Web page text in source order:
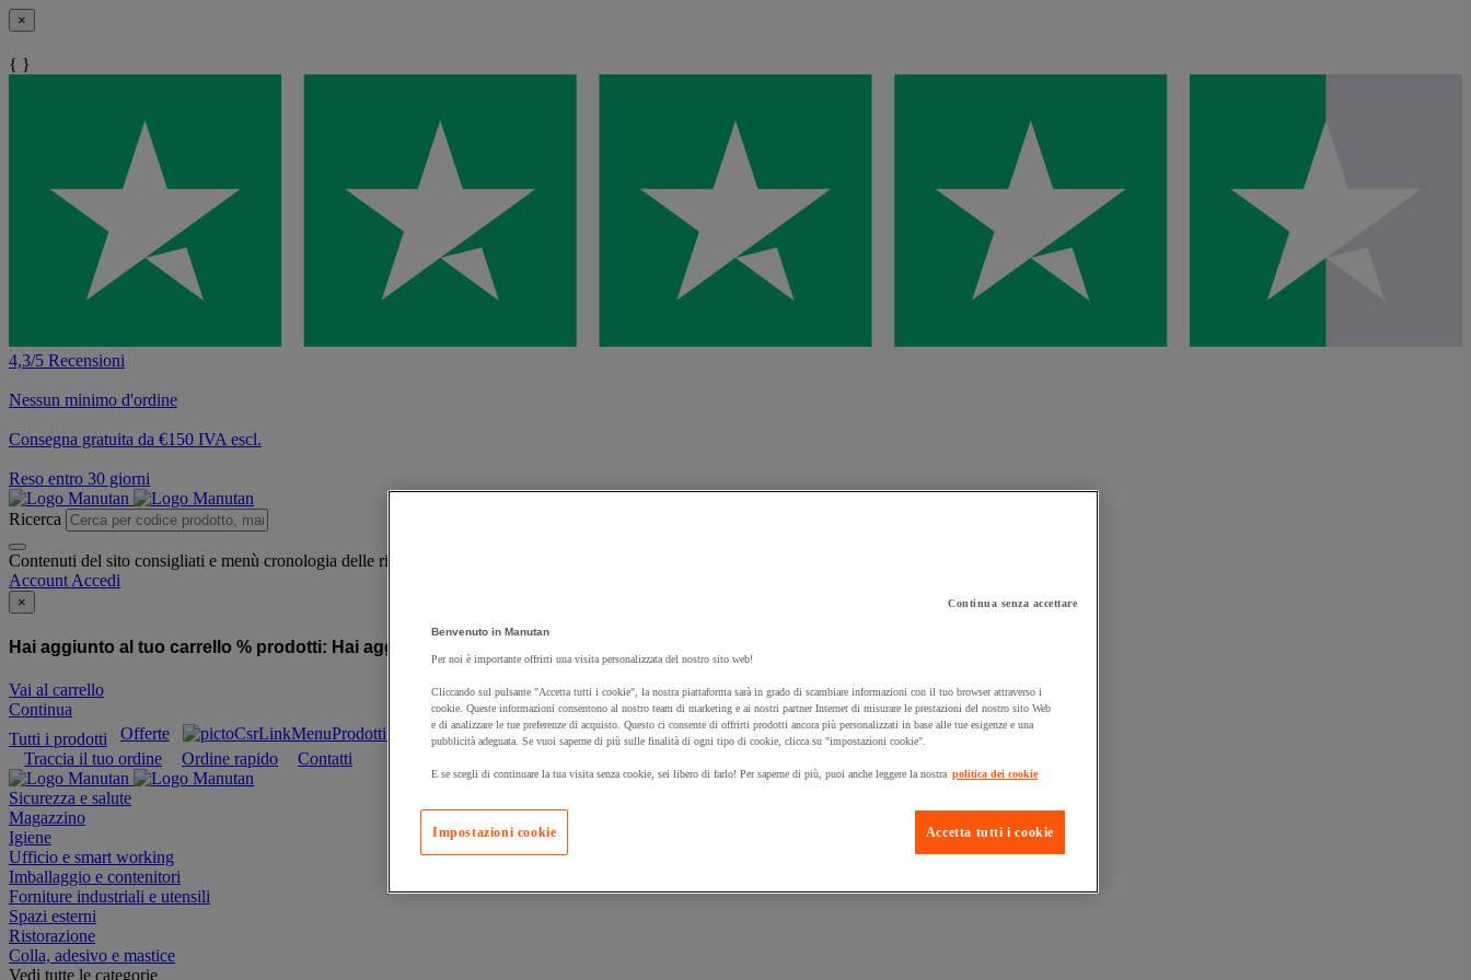
×
{ }
4,3/5 Recensioni
Nessun minimo d'ordine
Consegna gratuita da €150 IVA escl.
Reso entro 30 giorni
Ricerca
Contenuti del sito consigliati e menù cronologia delle ricerche
Account Accedi
×
Hai aggiunto al tuo carrello % prodotti: Hai aggiunto al tuo carrello un prodotto:
Vai al carrello
Continua
Tutti i prodotti
Offerte Prodotti sostenibili Manutan Expert
Prodotti in pronta consegna
Traccia il tuo ordine
Ordine rapido Contatti
Sicurezza e salute
Magazzino
Igiene
Ufficio e smart working
Imballaggio e contenitori
Forniture industriali e utensili
Spazi esterni
Ristorazione
Colla, adesivo e mastice
Vedi tutte le categorie
Continua senza accettare
Benvenuto in Manutan
Per noi è importante offrirti una visita personalizzata del nostro sito web!
Cliccando sul pulsante "Accetta tutti i cookie", la nostra piattaforma sarà in grado di scambiare informazioni con il tuo browser attraverso i
cookie. Queste informazioni consentono al nostro team di marketing e ai nostri partner Internet di misurare le prestazioni del nostro sito Web
e di analizzare le tue preferenze di acquisto. Questo ci consente di offrirti prodotti ancora più personalizzati in base alle tue esigenze e una
pubblicità adeguata. Se vuoi saperne di più sulle finalità di ogni tipo di cookie, clicca su "impostazioni cookie".
E se scegli di continuare la tua visita senza cookie, sei libero di farlo! Per saperne di più, puoi anche leggere la nostra politica dei cookie
Accetta tutti i cookie
Impostazioni cookie